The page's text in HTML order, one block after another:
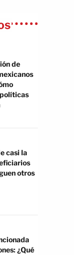
de
casi la
otros
¿Qué